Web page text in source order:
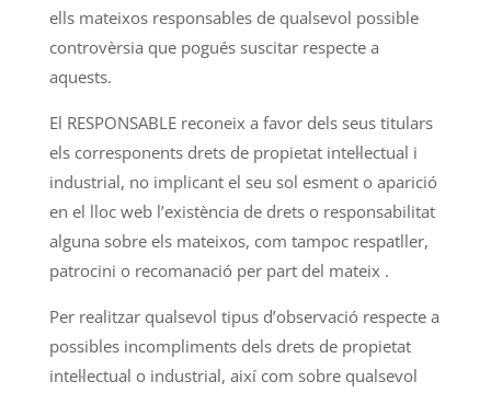
ells mateixos responsables de qualsevol possible
controvèrsia que pogués suscitar respecte a
aquests.
El RESPONSABLE reconeix a favor dels seus titulars
els corresponents drets de propietat intel·lectual i
industrial, no implicant el seu sol esment o aparició
en el lloc web l’existència de drets o responsabilitat
alguna sobre els mateixos, com tampoc respatller,
patrocini o recomanació per part del mateix .
Per realitzar qualsevol tipus d’observació respecte a
possibles incompliments dels drets de propietat
intel·lectual o industrial, així com sobre qualsevol